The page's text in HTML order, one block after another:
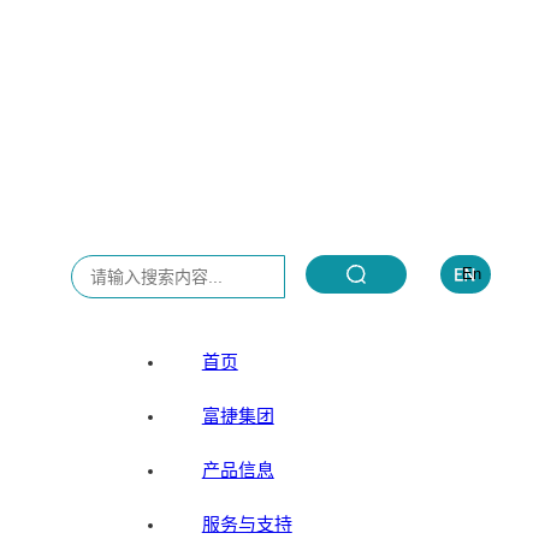
首页
富捷集团
产品信息
服务与支持